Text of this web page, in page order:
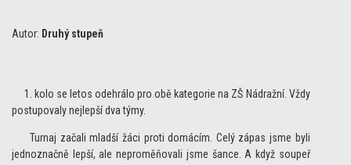
Autor: Druhý stupeň
1. kolo se letos odehrálo pro obě kategorie na ZŠ Nádražní. Vždy
postupovaly nejlepší dva týmy.
Turnaj začali mladší žáci proti domácím. Celý zápas jsme byli
jednoznačně lepší, ale neproměňovali jsme šance. A když soupeř